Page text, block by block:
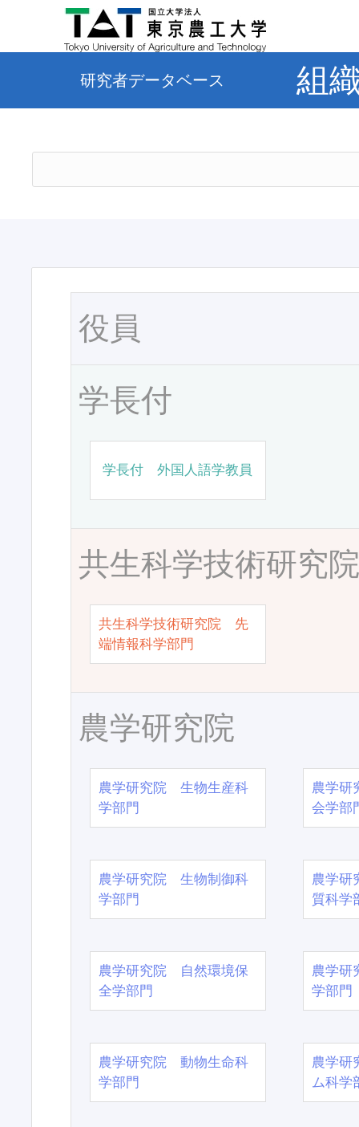
研究者データベース 組
役員
学長付
学長付 外国人語学教員
共生科学技術研究
共生科学技術研究院 先
端情報科学部門
農学研究院
農学研究院 生物生産科
学部門
農学
会学部
農学研究院 生物制御科
学部門
農学
質科学
農学研究院 自然環境保
全学部門
農学
学部門
農学研究院 動物生命科
学部門
農学
ム科学